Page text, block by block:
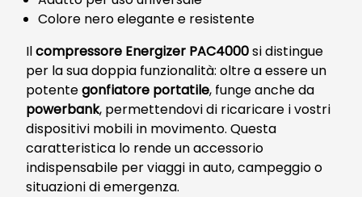
Colore nero elegante e resistente
Ilcompressore Energizer PAC4000si distingue
per la sua doppia funzionalità: oltre a essere un
potentegonfiatore portatile, funge anche da
powerbank, permettendovi di ricaricare i vostri
dispositivi mobili in movimento. Questa
caratteristica lo rende un accessorio
indispensabile per viaggi in auto, campeggio o
situazioni di emergenza.